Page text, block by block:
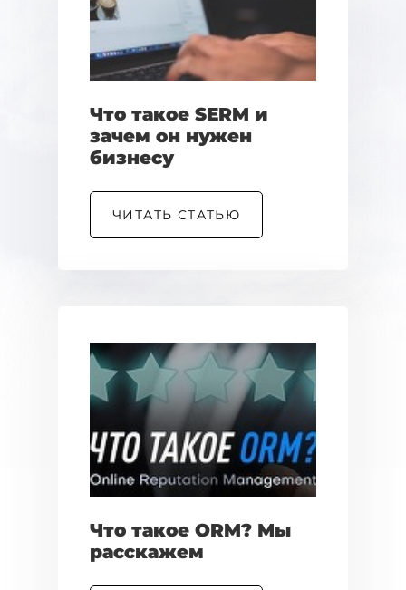
Что такое SERM и
зачем он нужен
бизнесу
ЧИТАТЬ СТАТЬЮ
Что такое ORM? Мы
расскажем